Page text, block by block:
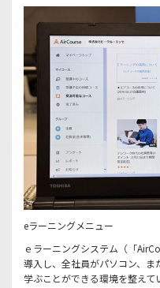
eラーニングメニュー
ｅラーニングシステム（「
導入し、全社員がパソコン、
学ぶことができる環境を整えて